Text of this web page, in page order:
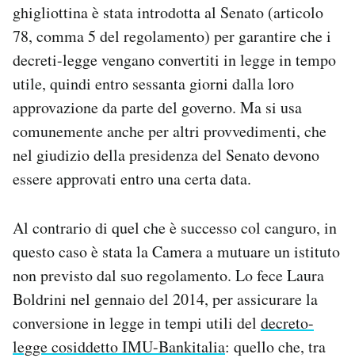
ghigliottina è stata introdotta al Senato (articolo
78, comma 5 del regolamento) per garantire che i
decreti-legge vengano convertiti in legge in tempo
utile, quindi entro sessanta giorni dalla loro
approvazione da parte del governo. Ma si usa
comunemente anche per altri provvedimenti, che
nel giudizio della presidenza del Senato devono
essere approvati entro una certa data.
Al contrario di quel che è successo col canguro, in
questo caso è stata la Camera a mutuare un istituto
non previsto dal suo regolamento. Lo fece Laura
Boldrini nel gennaio del 2014, per assicurare la
conversione in legge in tempi utili del decreto-
legge cosiddetto IMU-Bankitalia: quello che, tra